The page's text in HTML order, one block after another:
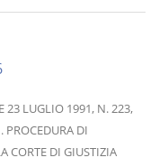
23 LUGLIO 1991, N. 223,
DI
CORTE DI GIUSTIZIA